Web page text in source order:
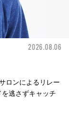
2026.08.06
ロンによるリレー
逃さずキャッチ